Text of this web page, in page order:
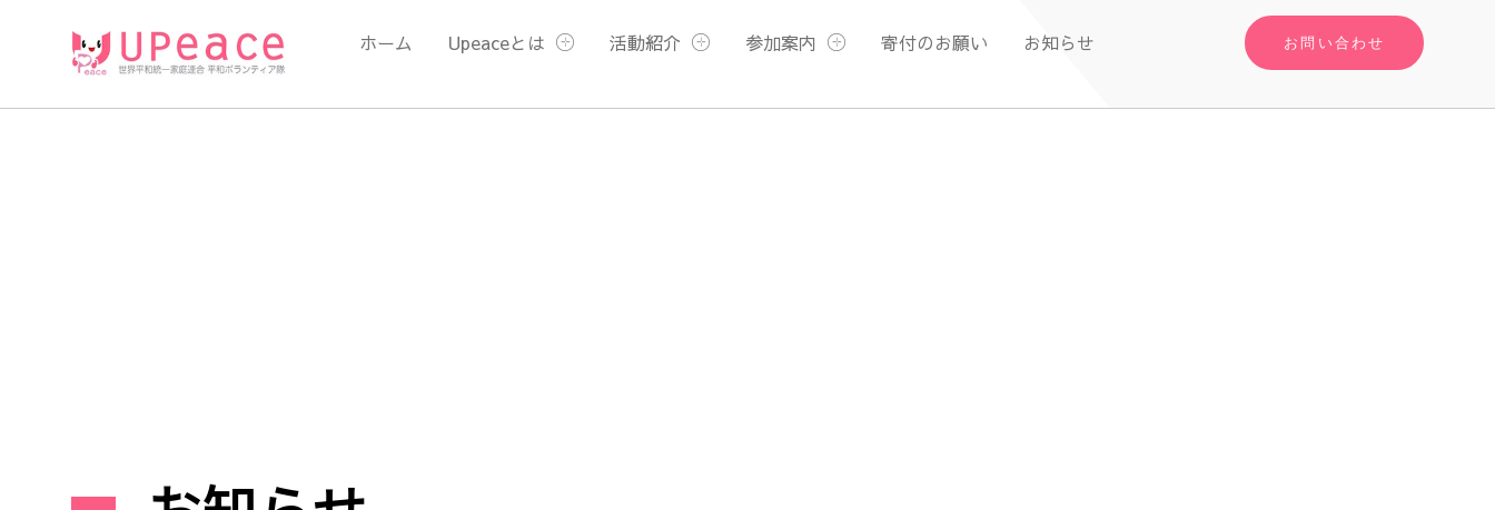
ホーム Upeaceとは 活動紹介 参加案内 寄付のお願い お知らせ お問い合わせ